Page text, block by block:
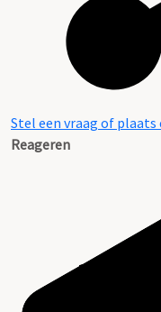
Stel een vraag of
Reageren